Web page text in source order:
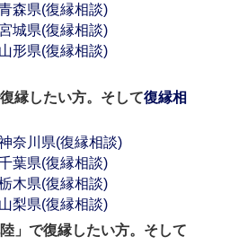
森県(復縁相談)
城県(復縁相談)
山形県(復縁相談)
縁したい方。そして復縁相
奈川県(復縁相談)
葉県(復縁相談)
木県(復縁相談)
山梨県(復縁相談)
」で復縁したい方。そして